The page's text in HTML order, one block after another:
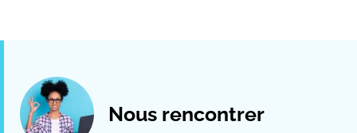
Nous rencontrer